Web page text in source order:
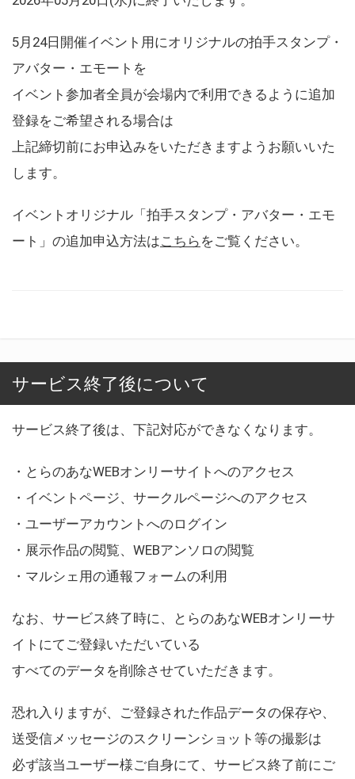
5月24日開催イベント用にオリジナルの拍手スタンプ・
アバター・エモートを
イベント参加者全員が会場内で利用できるように追加
登録をご希望される場合は
上記締切前にお申込みをいただきますようお願いいた
します。
イベントオリジナル「拍手スタンプ・アバター・エモ
ート」の追加申込方法はこちら をご覧ください。
サービス終了後について
サービス終了後は、下記対応ができなくなります。
・とらのあなWEBオンリーサイトへのアクセス
・イベントページ、サークルページへのアクセス
・ユーザーアカウントへのログイン
・展示作品の閲覧、WEBアンソロの閲覧
・マルシェ用の通報フォームの利用
なお、サービス終了時に、とらのあなWEBオンリーサ
イトにてご登録いただいている
すべてのデータを削除させていただきます。
恐れ入りますが、ご登録された作品データの保存や、
送受信メッセージのスクリーンショット等の撮影は
必ず該当ユーザー様ご自身にて、サービス終了前にご